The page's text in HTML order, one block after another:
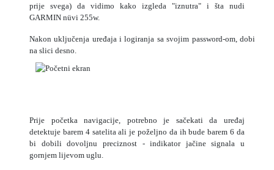
prije svega) da vidimo kako izgleda "iznutra" i šta nudi
GARMIN nüvi 255w.
Nakon uključenja uređaja i logiranja sa svojim password-om,
na slici desno.
Prije početka navigacije, potrebno je sačekati da uređaj
detektuje barem 4 satelita ali je poželjno da ih bude barem 6 da
bi dobili dovoljnu preciznost - indikator jačine signala u
gornjem lijevom uglu.